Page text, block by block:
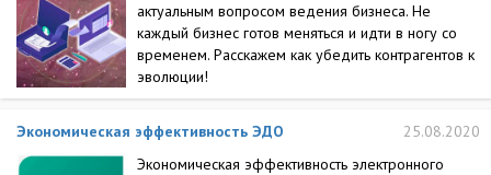
актуальным вопросом ведения бизнеса. Не
каждый бизнес готов меняться и идти в ногу со
временем. Расскажем как убедить контрагентов к
эволюции!
25.08.2020
Экономическая эффективность ЭДО
Экономическая эффективность электронного